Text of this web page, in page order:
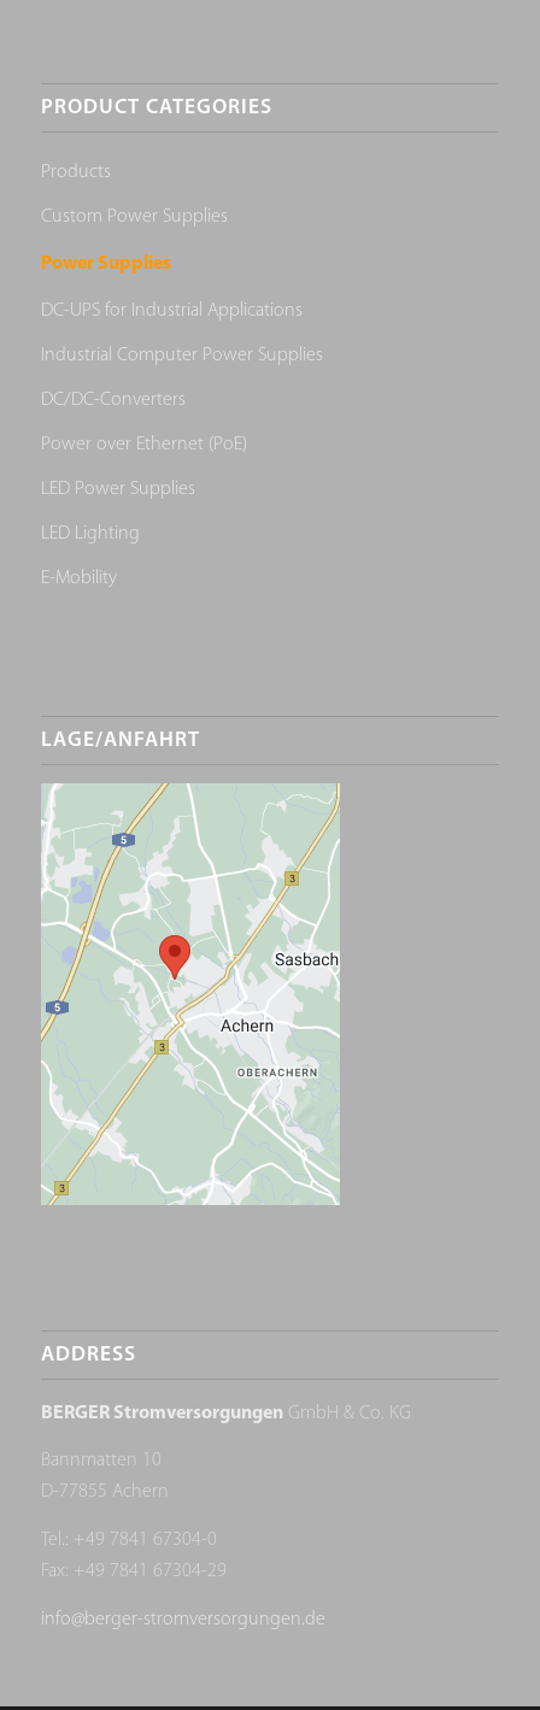
PRODUCT CATEGORIES
Products
Custom Power Supplies
Power Supplies
DC-UPS for Industrial Applications
Industrial Computer Power Supplies
DC/DC-Converters
Power over Ethernet (PoE)
LED Power Supplies
LED Lighting
E-Mobility
LAGE/ANFAHRT
ADDRESS
BERGER Stromversorgungen GmbH & Co. KG
Bannmatten 10
D-77855 Achern
Tel.: +49 7841 67304-0
Fax: +49 7841 67304-29
info@berger-stromversorgungen.de